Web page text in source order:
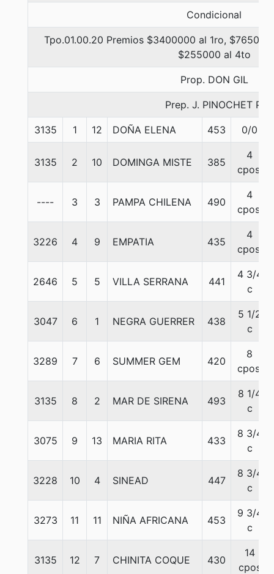
Condicional
Tpo.01.00.20 Premios $3400000 al 1ro,
$255000 al 4to
Prop. DON GIL
Prep. J. PINOCHET P.
3135 1 12 DOÑA ELENA 453 0/0
3135 2 10 DOMINGA MISTE 385
4
cpos.
---- 3 3 PAMPA CHILENA 490
4
cpos.
3226 4 9 EMPATIA 435
4
cpos.
2646 5 5 VILLA SERRANA 441
4 3/4
c
3047 6 1 NEGRA GUERRER 438
5 1/2
c
3289 7 6 SUMMER GEM 420
8
cpos.
3135 8 2 MAR DE SIRENA 493
8 1/4
c
3075 9 13 MARIA RITA 433
8 3/4
c
3228 10 4 SINEAD 447
8 3/4
c
3273 11 11 NIÑA AFRICANA 453
9 3/4
c
3135 12 7 CHINITA COQUE 430
14
cpos